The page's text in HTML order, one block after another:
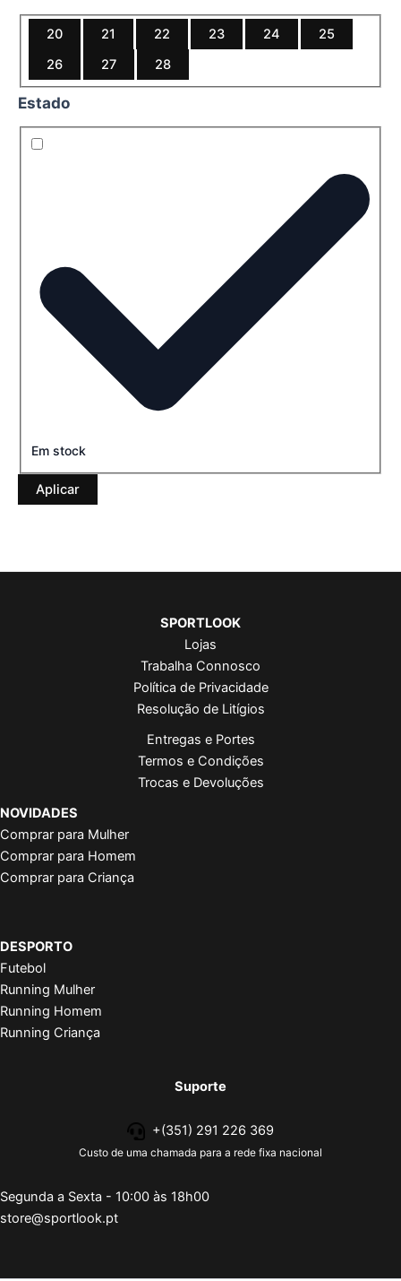
20 21 22 23 24
25
26
27 28
Estado
Em stock
Aplicar
SPORTLOOK
Lojas
Trabalha Connosco
Política de Privacidade
Resolução de Litígios
Entregas e Portes
Termos e Condições
Trocas e Devoluções
NOVIDADES
Comprar para Mulher
Comprar para Homem
Comprar para Criança
DESPORTO
Futebol
Running Mulher
Running Homem
Running Criança
Suporte
+(351) 291 226 369
Custo de uma chamada para a rede fixa nacional
Segunda a Sexta - 10:00 às 18h00
store@sportlook.pt